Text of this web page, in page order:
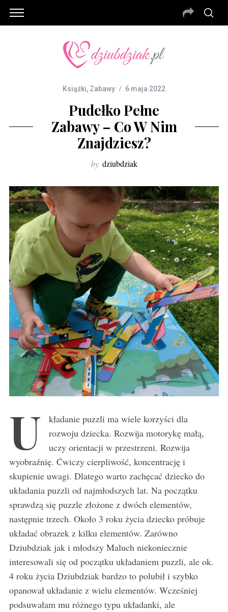
Książki, Zabawy 6 maja 2022
Pudełko Pełne
Zabawy – Co W Nim
Znajdziesz?
by dziubdziak
U
kładanie puzzli ma wiele korzyści dla
rozwoju dziecka. Rozwija motorykę małą,
uczy orientacji w przestrzeni. Rozwija
wyobraźnię. Ćwiczy cierpliwość, koncentrację i
skupienie uwagi. Dlatego warto zachęcać dziecko do
układania puzzli od najmłodszych lat. Na początku
sprawdzą się puzzle złożone z dwóch elementów,
następnie trzech. Około 3 roku życia dziecko próbuje
układać obrazek z kilku elementów. Zarówno
Dziubdziak jak i młodszy Maluch niekoniecznie
interesowali się od początku układaniem puzzli, ale ok.
4 roku życia Dziubdziak bardzo to polubił i szybko
opanował układanie z wielu elementów. Wcześniej
podsuwałam mu różnego typu układanki, ale